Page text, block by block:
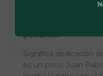
palabras?
Significa dedicación
es un poco. Juan